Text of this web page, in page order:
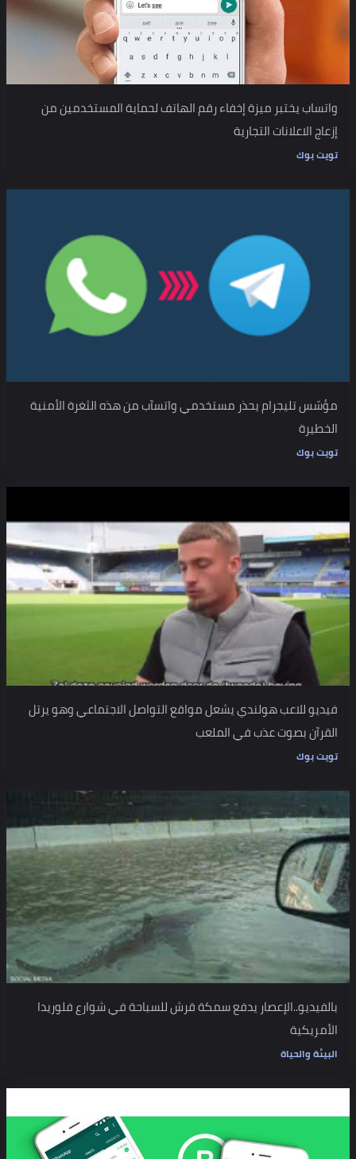
واتساب يختبر ميزة إخفاء رقم الهاتف لحماية المستخدمين من
إزعاج الاعلانات التجارية
تويت بوك
مؤسّس تليجرام يحذر مستخدمي واتسآب من هذه الثغرة الأمنية
الخطيرة
تويت بوك
فيديو للاعب هولندي يشعل مواقع التواصل الاجتماعي وهو يرتل
القرآن بصوت عذب في الملعب
تويت بوك
بالفيديو..الإعصار يدفع سمكة قرش للسباحة في شوارع فلوريدا
الأمريكية
البيئة والحياة